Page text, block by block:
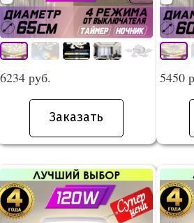
6234 руб.
Заказать
5450